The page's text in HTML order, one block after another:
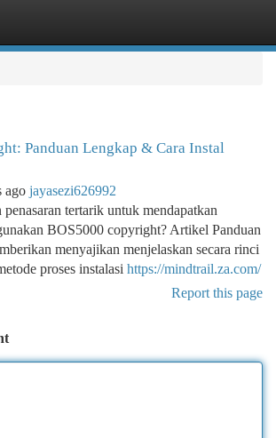
Panduan Lengkap & Cara Instal
ago jayasezi626992
tertarik untuk mendapatkan
BOS5000 copyright? Artikel Panduan
menyajikan menjelaskan secara rinci
proses instalasi https://mindtrail.za.com/
Report this page